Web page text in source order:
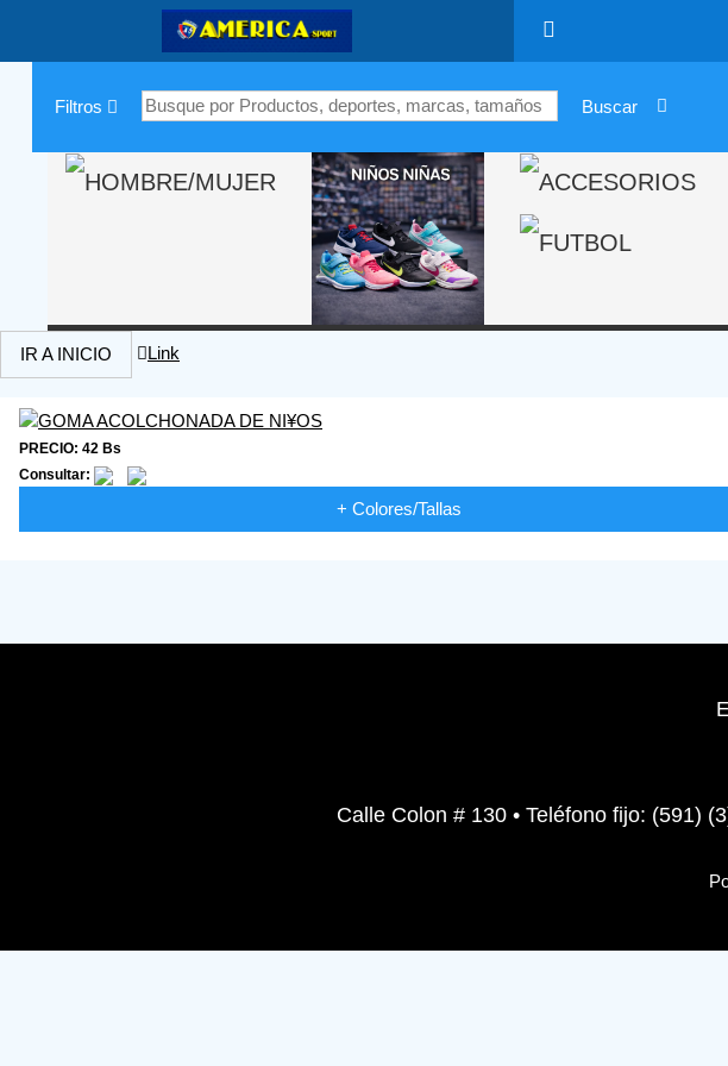
Filtros
IR A INICIO Link
PRECIO: 42 Bs
Consultar:
+ Colores/Tallas
Calle Colon # 130 • Teléfono fijo: (591)